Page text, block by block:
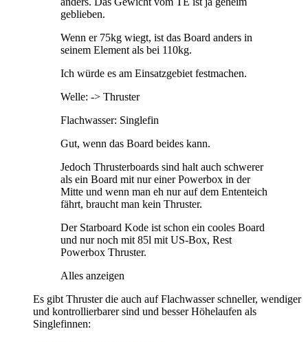
geblieben.
Wenn er 75kg wiegt, ist das Board anders in
seinem Element als bei 110kg.
Ich würde es am Einsatzgebiet festmachen.
Welle: -> Thruster
Flachwasser: Singlefin
Gut, wenn das Board beides kann.
Jedoch Thrusterboards sind halt auch schwerer
als ein Board mit nur einer Powerbox in der
Mitte und wenn man eh nur auf dem Ententeich
fährt, braucht man kein Thruster.
Der Starboard Kode ist schon ein cooles Board
und nur noch mit 85l mit US-Box, Rest
Powerbox Thruster.
Alles anzeigen
Es gibt Thruster die auch auf Flachwasser schneller, wendiger
und kontrollierbarer sind und besser Höhelaufen als
Singlefinnen: